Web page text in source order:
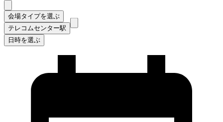
会場タイプを選ぶ
テレコムセンター駅
日時を選ぶ